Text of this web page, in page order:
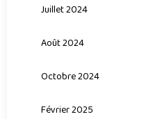
Juillet 2024
Août 2024
Octobre 2024
Février 2025